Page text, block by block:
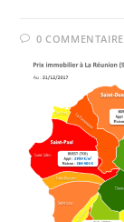
0 COMMENTAIRE